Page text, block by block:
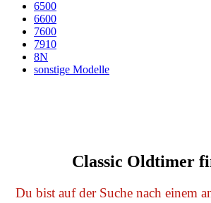
6500
6600
7600
7910
8N
sonstige Modelle
Classic Oldtimer
Du bist auf der Suche nach einem